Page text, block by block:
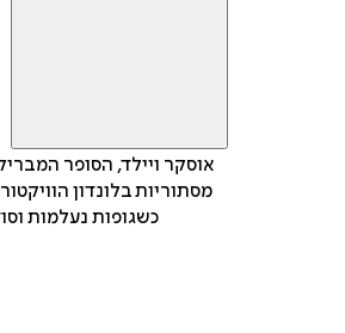
אוסקר ויילד, הסופר
מסתוריות בלונדון
כשגופות נעלמות